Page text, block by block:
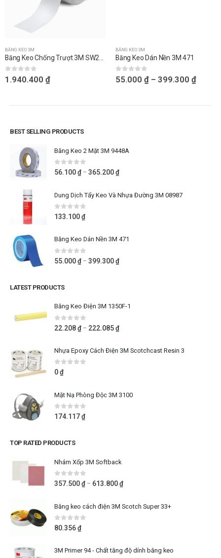
BĂNG KEO 3M
0 out of 5
1.940.400 ₫
BĂNG KEO 3M
Băng Keo Dán Nền 3M 471
0 out of 5
55.000 ₫ – 399.300 ₫
BEST SELLING PRODUCTS
Băng Keo 2 Mặt 3M 9448A
0out of 5
56.100₫ – 365.200₫
Dung Dịch Tẩy Keo Và Nhựa Đường 3M 08987
0out of 5
133.100₫
Băng Keo Dán Nền 3M 471
0out of 5
55.000₫ – 399.300₫
LATEST PRODUCTS
Băng Keo Điện 3M 1350F-1
0out of 5
22.208₫ – 222.085₫
Nhựa Epoxy Cách Điện 3M Scotchcast Resin 3
0 out of 5
0₫
Mặt Nạ Phòng Độc 3M 3100
0out of 5
174.117₫
TOP RATED PRODUCTS
Nhám Xốp 3M Softback
0out of 5
357.500₫ – 613.800₫
Băng keo cách điện 3M Scotch Super 33+
0out of 5
80.356₫
3M Primer 94 - Chất tăng độ dính băng keo